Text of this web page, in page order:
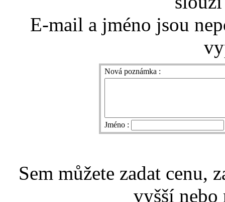
E-mail a jméno jsou
Nová poznámka :
Jméno :
Sem můžete zadat cenu,
vyšší nebo